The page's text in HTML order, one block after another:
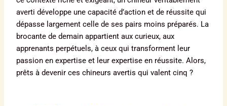
averti développe une capacité d’action et de réussite qui
dépasse largement celle de ses pairs moins préparés. La
brocante de demain appartient aux curieux, aux
apprenants perpétuels, à ceux qui transforment leur
passion en expertise et leur expertise en réussite. Alors,
prêts à devenir ces chineurs avertis qui valent cinq ?